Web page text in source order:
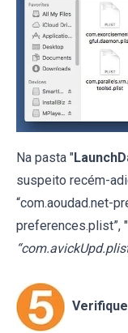
Na pasta "
suspeito recém-
“com.aoudad.net-
preferences.plist”, "